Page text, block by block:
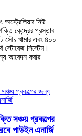
অস্ট্রেলিয়ার নিউ
কেন্দ্রের প্রস্তাব
সৌর খামার এবং ৪০০
স্টোরেজ সিস্টেম।
আবেদন করার
সঞ্চয় প্রকল্পের
পাউইন এনার্জি